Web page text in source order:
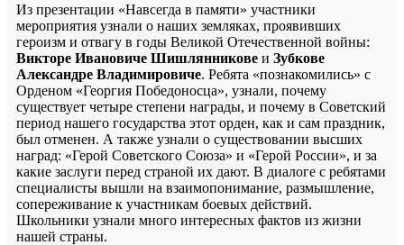
Из презентации «Навсегда в памяти» участники
мероприятия узнали о наших земляках, проявивших
героизм и отвагу в годы Великой Отечественной войны:
Викторе Ивановиче Шишлянникове и Зубкове
Александре Владимировиче. Ребята «познакомились» с
Орденом «Георгия Победоносца», узнали, почему
существует четыре степени награды, и почему в Советский
период нашего государства этот орден, как и сам праздник,
был отменен. А также узнали о существовании высших
наград: «Герой Советского Союза» и «Герой России», и за
какие заслуги перед страной их дают. В диалоге с ребятами
специалисты вышли на взаимопонимание, размышление,
сопереживание к участникам боевых действий.
Школьники узнали много интересных фактов из жизни
нашей страны.